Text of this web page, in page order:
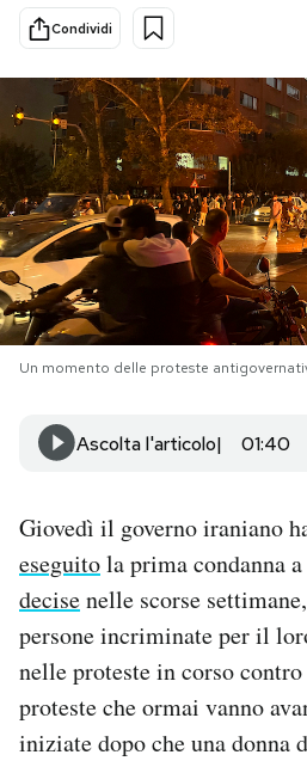
Economia
PODCAST
NEWSLETTER
I MIEI PREFERITI
AREA PERSONALE
Area Personale
Newsletter
Notifiche mobile
Regala il Post
Hai bisogno di aiuto?
Condividi
Un momento delle proteste
Ascolta l'articolo 01:40
Giovedì il governo iraniano
eseguitola prima condanna
decisenelle scorse
persone incriminate per il
nelle proteste in corso
proteste che ormai vanno
iniziate dopo che una donna